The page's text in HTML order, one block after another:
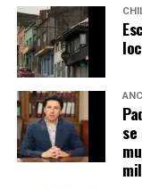
como por ejemplo
propiedad por más
“Efectivamente
Contraloría, si
sanear sitios,
sector rural
precisiones y van
ocupación